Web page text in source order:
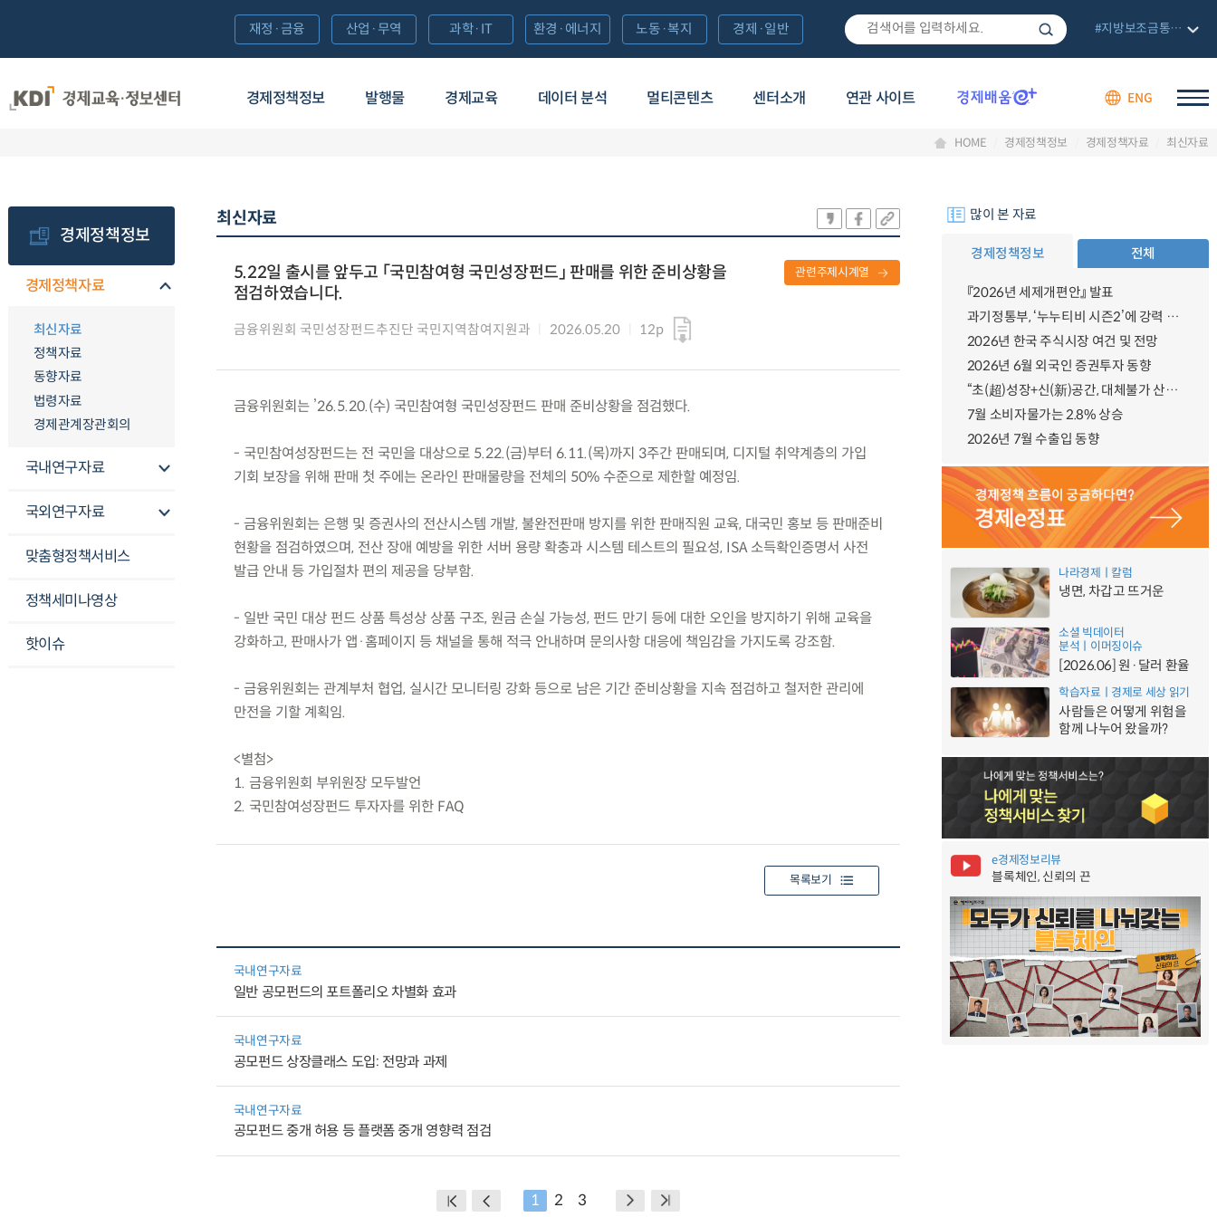
경제정책정보 발행물 경제교육 데이터 분석 멀티콘텐츠 센터소개 연관 사이트 ENG
재정·금융 산업·무역 과학·IT 환경·에너지 노동·복지 경제·일반 #지방보조금통합관리망
HOME 경제정책정보 경제정책자료 최신자료
경제정책정보
경제정책자료
최신자료
정책자료
동향자료
법령자료
경제관계장관회의
국내연구자료
국외연구자료
맞춤형정책서비스
정책세미나영상
핫이슈
최신자료
5.22일 출시를 앞두고 「국민참여형 국민성장펀드」 판매를 위한 준비상황을
점검하였습니다.
금융위원회 국민성장펀드추진단 국민지역참여지원과 2026.05.20 12p
관련주제시계열
금융위원회는 ’26.5.20.(수) 국민참여형 국민성장펀드 판매 준비상황을 점검했다.
- 국민참여성장펀드는 전 국민을 대상으로 5.22.(금)부터 6.11.(목)까지 3주간 판매되며, 디지털 취약계층의 가입
기회 보장을 위해 판매 첫 주에는 온라인 판매물량을 전체의 50% 수준으로 제한할 예정임.
- 금융위원회는 은행 및 증권사의 전산시스템 개발, 불완전판매 방지를 위한 판매직원 교육, 대국민 홍보 등 판매준비
현황을 점검하였으며, 전산 장애 예방을 위한 서버 용량 확충과 시스템 테스트의 필요성, ISA 소득확인증명서 사전
발급 안내 등 가입절차 편의 제공을 당부함.
- 일반 국민 대상 펀드 상품 특성상 상품 구조, 원금 손실 가능성, 펀드 만기 등에 대한 오인을 방지하기 위해 교육을
강화하고, 판매사가 앱·홈페이지 등 채널을 통해 적극 안내하며 문의사항 대응에 책임감을 가지도록 강조함.
- 금융위원회는 관계부처 협업, 실시간 모니터링 강화 등으로 남은 기간 준비상황을 지속 점검하고 철저한 관리에
만전을 기할 계획임.
<별첨>
1. 금융위원회 부위원장 모두발언
2. 국민참여성장펀드 투자자를 위한 FAQ
목록보기
국내연구자료
일반 공모펀드의 포트폴리오 차별화 효과
국내연구자료
공모펀드 상장클래스 도입: 전망과 과제
국내연구자료
공모펀드 중개 허용 등 플랫폼 중개 영향력 점검
1 2 3
많이 본 자료
경제정책정보 전체
『2026년 세제개편안』 발표
과기정통부, ‘누누티비 시즌2’에 강력 대응 의지 밝혀
2026년 한국 주식시장 여건 및 전망
2026년 6월 외국인 증권투자 동향
“초(超)성장+신(新)공간, 대체불가 산업강국”
7월 소비자물가는 2.8% 상승
2026년 7월 수출입 동향
나라경제ㅣ칼럼
냉면, 차갑고 뜨거운
소셜 빅데이터
분석ㅣ이머징이슈
[2026.06] 원·달러 환율
학습자료ㅣ경제로 세상 읽기
사람들은 어떻게 위험을
함께 나누어 왔을까?
e경제정보리뷰
블록체인, 신뢰의 끈